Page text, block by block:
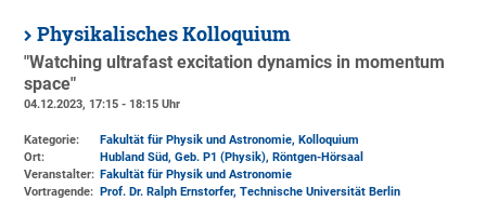
Physikalisches Kolloquium
"Watching ultrafast excitation dynamics in momentum
space"
04.12.2023, 17:15 - 18:15 Uhr
Kategorie:
Fakultät für Physik und Astronomie, Kolloquium
Ort:
Hubland Süd, Geb. P1 (Physik), Röntgen-Hörsaal
Veranstalter: Fakultät für Physik und Astronomie
Vortragende:
Prof. Dr. Ralph Ernstorfer, Technische Universität Berlin